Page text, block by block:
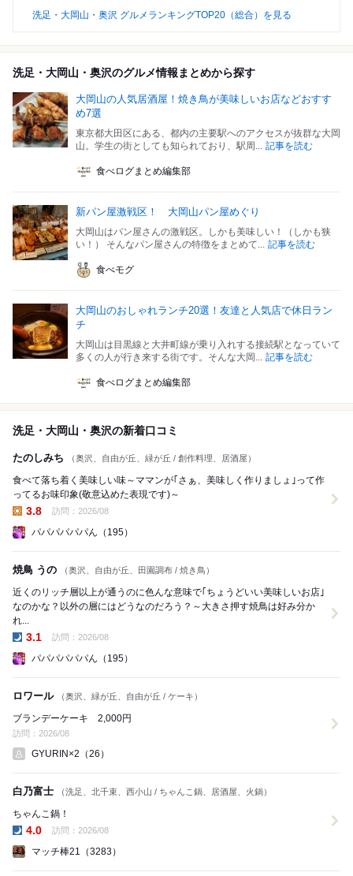
洗足・大岡山・奥沢 グルメランキングTOP20（総合）を見る
洗足・大岡山・奥沢のグルメ情報まとめから探す
大岡山の人気居酒屋！焼き鳥が美味しいお店などおすす
め7選
東京都大田区にある、都内の主要駅へのアクセスが抜群な大岡
山。学生の街としても知られており、駅周... 記事を読む
食べログまとめ編集部
新パン屋激戦区！ 大岡山パン屋めぐり
大岡山はパン屋さんの激戦区。しかも美味しい！（しかも狭
い！） そんなパン屋さんの特徴をまとめて... 記事を読む
食べモグ
大岡山のおしゃれランチ20選！友達と人気店で休日ラン
チ
大岡山は目黒線と大井町線が乗り入れする接続駅となっていて
多くの人が行き来する街です。そんな大岡... 記事を読む
食べログまとめ編集部
洗足・大岡山・奥沢の新着口コミ
たのしみち （奥沢、自由が丘、緑が丘 / 創作料理、居酒屋）
食べて落ち着く美味しい味～ママンが｢さぁ、美味しく作りましょ｣って作
ってるお味印象(敬意込めた表現です)～
3.8 訪問：2026/08
パパパパパパん（195）
焼鳥 うの （奥沢、自由が丘、田園調布 / 焼き鳥）
近くのリッチ層以上が通うのに色んな意味で｢ちょうどいい美味しいお店｣
なのかな？以外の層にはどうなのだろう？～大きさ押す焼鳥は好み分か
れ...
3.1 訪問：2026/08
パパパパパパん（195）
ロワール （奥沢、緑が丘、自由が丘 / ケーキ）
ブランデーケーキ 2,000円
訪問：2026/08
GYURIN×2（26）
白乃富士 （洗足、北千束、西小山 / ちゃんこ鍋、居酒屋、火鍋）
ちゃんこ鍋！
4.0 訪問：2026/08
マッチ棒21（3283）